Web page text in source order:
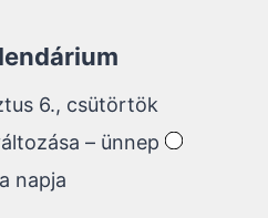
6., csütörtök
– ünnep
napja